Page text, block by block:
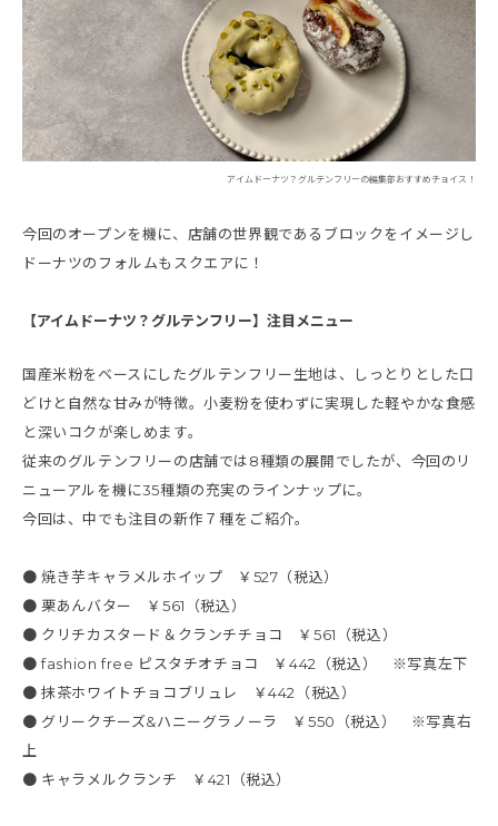
アイムドーナツ？グルテンフリーの編集部おすすめチョイス！
今回のオープンを機に、店舗の世界観であるブロックをイメージし
ドーナツのフォルムもスクエアに！
【アイムドーナツ？グルテンフリー】注目メニュー
国産米粉をベースにしたグルテンフリー生地は、しっとりとした口
どけと自然な甘みが特徴。小麦粉を使わずに実現した軽やかな食感
と深いコクが楽しめます。
従来のグルテンフリーの店舗では8種類の展開でしたが、今回のリ
ニューアルを機に35種類の充実のラインナップに。
今回は、中でも注目の新作７種をご紹介。
● 焼き芋キャラメルホイップ ￥527（税込）
● 栗あんバター ￥561（税込）
● クリチカスタード＆クランチチョコ ￥561（税込）
● fashion free ピスタチオチョコ ￥442（税込） ※写真左下
● 抹茶ホワイトチョコブリュレ ￥442（税込）
● グリークチーズ&ハニーグラノーラ ￥550（税込） ※写真右
上
● キャラメルクランチ ￥421（税込）